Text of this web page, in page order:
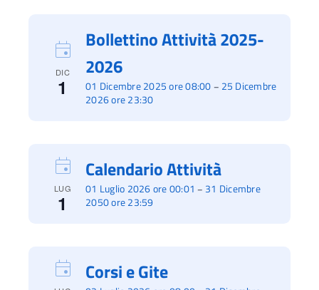
DIC
1 01 Dicembre 2025 ore 08:00 – 25 Dicembre
2026 ore 23:30
Bollettino Attività 2025-
2026
LUG
1
01 Luglio 2026 ore 00:01 – 31 Dicembre
2050 ore 23:59
Calendario Attività
Corsi e Gite